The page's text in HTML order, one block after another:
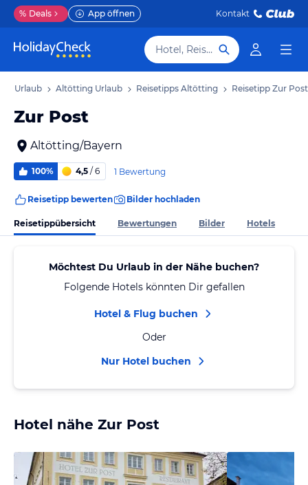
% Deals App öffnen Kontakt
Hotel, Reiseziel
Urlaub Altötting Urlaub Reisetipps Altötting Reisetipp Zur Post
Zur Post
Altötting/Bayern
100% 4,5 / 6 1 Bewertung
Reisetipp bewerten Bilder hochladen
Reisetippübersicht Bewertungen Bilder Hotels
Möchtest Du Urlaub in der Nähe buchen?
Folgende Hotels könnten Dir gefallen
Hotel & Flug buchen
Oder
Nur Hotel buchen
Hotel nähe Zur Post